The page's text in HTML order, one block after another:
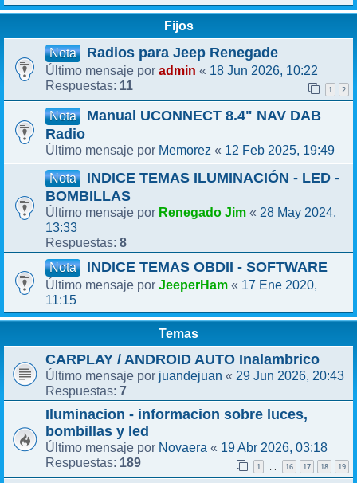
Fijos
Nota Radios para Jeep Renegade
Último mensaje por admin « 18 Jun 2026, 10:22
Respuestas: 11 1 2
Nota
Manual UCONNECT 8.4" NAV DAB
Radio
Último mensaje por Memorez « 12 Feb 2025, 19:49
Nota
INDICE TEMAS ILUMINACIÓN - LED -
BOMBILLAS
Último mensaje por Renegado Jim « 28 May 2024,
13:33
Respuestas: 8
Nota INDICE TEMAS OBDII - SOFTWARE
Último mensaje por JeeperHam « 17 Ene 2020,
11:15
Temas
CARPLAY / ANDROID AUTO Inalambrico
Último mensaje por juandejuan « 29 Jun 2026, 20:43
Respuestas: 7
Iluminacion - informacion sobre luces,
bombillas y led
Último mensaje por Novaera « 19 Abr 2026, 03:18
Respuestas: 189 1 … 16 17 18 19